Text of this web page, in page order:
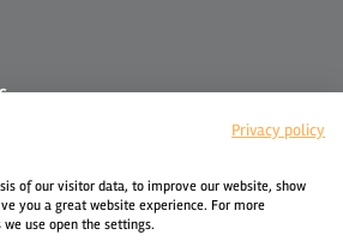
Privacy policy
of our visitor data, to improve our website, show
you a great website experience. For more
use open the settings.